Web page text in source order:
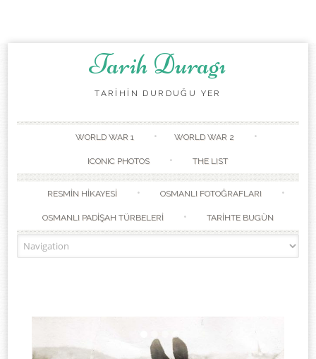
Tarih Duragı
TARİHİN DURDUĞU YER
WORLD WAR 1 WORLD WAR 2
ICONIC PHOTOS THE LIST
RESMİN HİKAYESİ OSMANLI FOTOĞRAFLARI
OSMANLI PADİŞAH TÜRBELERİ TARİHTE BUGÜN